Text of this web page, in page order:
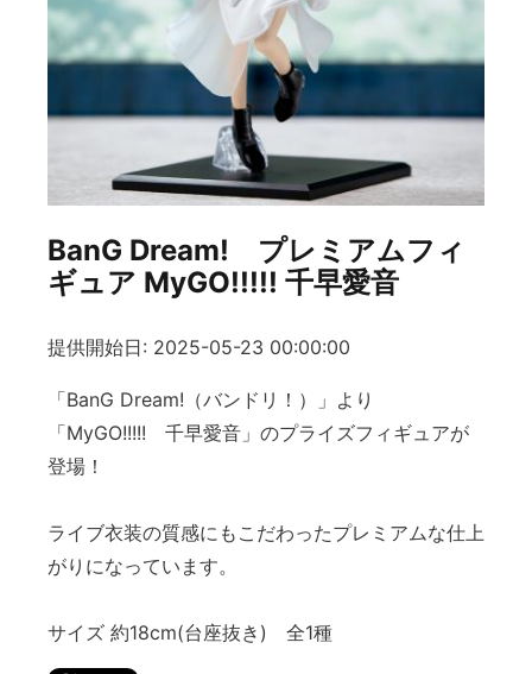
BanG Dream! プレミアムフィ
ギュア MyGO!!!!! 千早愛音
提供開始日: 2025-05-23 00:00:00
「BanG Dream!（バンドリ！）」より
「MyGO!!!!! 千早愛音」のプライズフィギュアが
登場！
ライブ衣装の質感にもこだわったプレミアムな仕上
がりになっています。
サイズ 約18cm(台座抜き) 全1種